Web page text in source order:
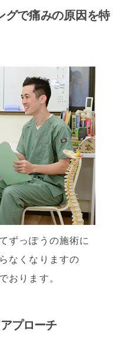
グで痛みの原因を特
ずっぽうの施術に
なくなりますの
おります。
プローチ